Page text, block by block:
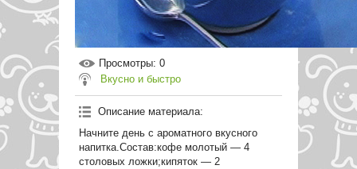
Просмотры: 0
Вкусно и быстро
Описание материала:
Начните день с ароматного вкусного
напитка.Состав:кофе молотый — 4
столовых ложки;кипяток — 2